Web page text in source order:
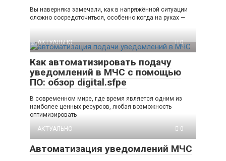
Вы наверняка замечали, как в напряжённой ситуации
сложно сосредоточиться, особенно когда на руках —
АКТУАЛЬНО 0
Как автоматизировать подачу
уведомлений в МЧС с помощью
ПО: обзор digital.sfpe
В современном мире, где время является одним из
наиболее ценных ресурсов, любая возможность
оптимизировать
АКТУАЛЬНО
0
Автоматизация уведомлений МЧС